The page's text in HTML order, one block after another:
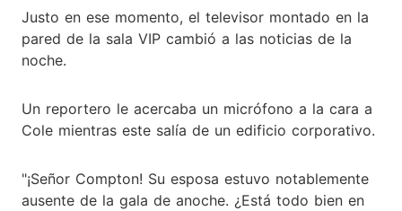
Justo en ese momento, el televisor montado en la
pared de la sala VIP cambió a las noticias de la
noche.
Un reportero le acercaba un micrófono a la cara a
Cole mientras este salía de un edificio corporativo.
"¡Señor Compton! Su esposa estuvo notablemente
ausente de la gala de anoche. ¿Está todo bien en